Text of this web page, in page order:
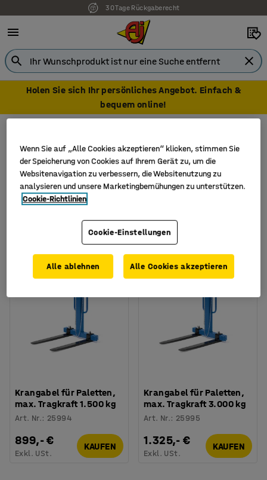
30 Tage Rückgaberecht
Holen Sie sich Ihr persönliches Angebot. Einfach &
bequem online!
Palettengabeln
Filter
Krangabel für Paletten,
max. Tragkraft 1.500 kg
Art. Nr.: 25994
899,- €
Exkl. USt.
KAUFEN
Krangabel für Paletten,
max. Tragkraft 3.000 kg
Art. Nr.: 25995
1.325,- €
Exkl. USt.
KAUFEN
Wenn Sie auf „Alle Cookies akzeptieren“ klicken, stimmen Sie
der Speicherung von Cookies auf Ihrem Gerät zu, um die
Websitenavigation zu verbessern, die Websitenutzung zu
analysieren und unsere Marketingbemühungen zu unterstützen.
Cookie-Richtlinien
Cookie-Einstellungen
Alle ablehnen Alle Cookies akzeptieren